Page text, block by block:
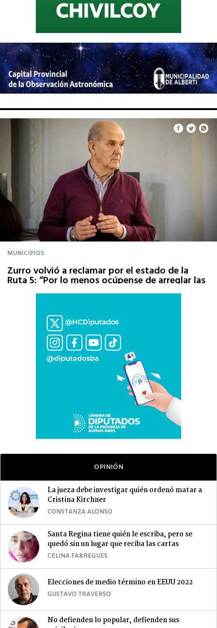
MUNICIPIOS
Zurro volvió a reclamar por el estado de la
Ruta 5: “Por lo menos ocúpense de arreglar las
rutas, Milei”
OPINIÓN
La jueza debe investigar quién ordenó matar a
Cristina Kirchner
CONSTANZA ALONSO
Santa Regina tiene quién le escriba, pero se
quedó sin un lugar que reciba las cartas
CELINA FABREGUES
Elecciones de medio término en EEUU 2022
GUSTAVO TRAVERSO
No defienden lo popular, defienden sus